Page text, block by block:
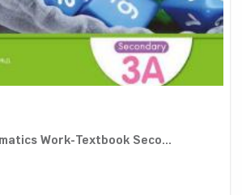
Work-Textbook Seco...